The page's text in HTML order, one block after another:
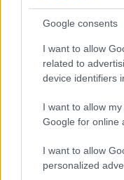
Google consents
I want to allow
related to
device identifiers
I want to allow
Google for online
I want to allow
personalized